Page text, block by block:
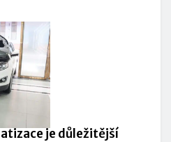
je důležitější